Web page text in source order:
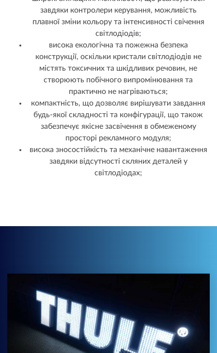
завдяки контролери керування, можливість
плавної зміни кольору та інтенсивності свічення
світлодіодів;
висока екологічна та пожежна безпека
конструкції, оскільки кристали світлодіодів не
містять токсичних та шкідливих речовин, не
створюють побічного випромінювання та
практично не нагріваються;
компактність, що дозволяє вирішувати завдання
будь-якої складності та конфігурації, що також
забезпечує якісне засвічення в обмеженому
просторі рекламного модуля;
висока зносостійкість та механічне навантаження
завдяки відсутності скляних деталей у
світлодіодах;